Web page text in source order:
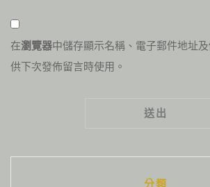
在瀏覽器中儲存顯示名稱、電子郵件地址
供下次發佈留言時使用。
分類